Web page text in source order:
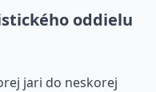
oddielu
jari do neskorej